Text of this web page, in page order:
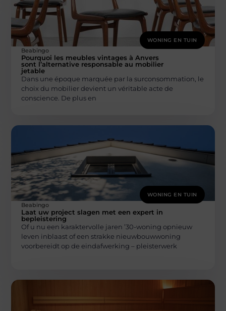
WONING EN TUIN
Beabingo
Pourquoi les meubles vintages à Anvers
sont l’alternative responsable au mobilier
jetable
Dans une époque marquée par la surconsommation, le
choix du mobilier devient un véritable acte de
conscience. De plus en
WONING EN TUIN
Beabingo
Laat uw project slagen met een expert in
bepleistering
Of u nu een karaktervolle jaren ’30-woning opnieuw
leven inblaast of een strakke nieuwbouwwoning
voorbereidt op de eindafwerking – pleisterwerk